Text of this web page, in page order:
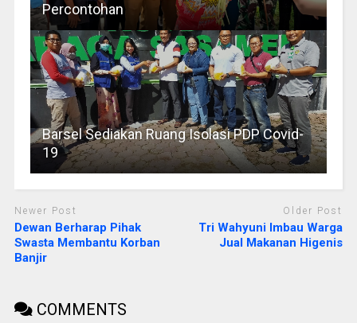
Percontohan
Barsel Sediakan Ruang Isolasi PDP Covid-
19
Newer Post
Dewan Berharap Pihak
Swasta Membantu Korban
Banjir
Older Post
Tri Wahyuni Imbau Warga
Jual Makanan Higenis
COMMENTS